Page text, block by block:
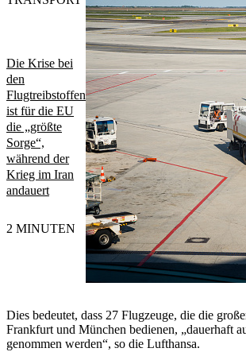
Die Krise bei
den
Flugtreibstoffen
ist für die EU
die „größte
Sorge“,
während der
Krieg im Iran
andauert
2 MINUTEN
Dies bedeutet, dass 27 Flugzeuge, die die
Frankfurt und München bedienen, „dauerhaft
genommen werden“, so die Lufthansa.